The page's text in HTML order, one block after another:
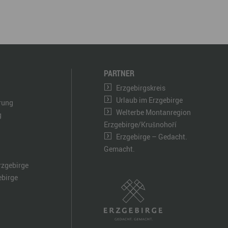
PARTNER
Erzgebirgskreis
Urlaub im Erzgebirge
Welterbe Montanregion
Erzgebirge/Krušnohoří
Erzgebirge – Gedacht.
Gemacht.